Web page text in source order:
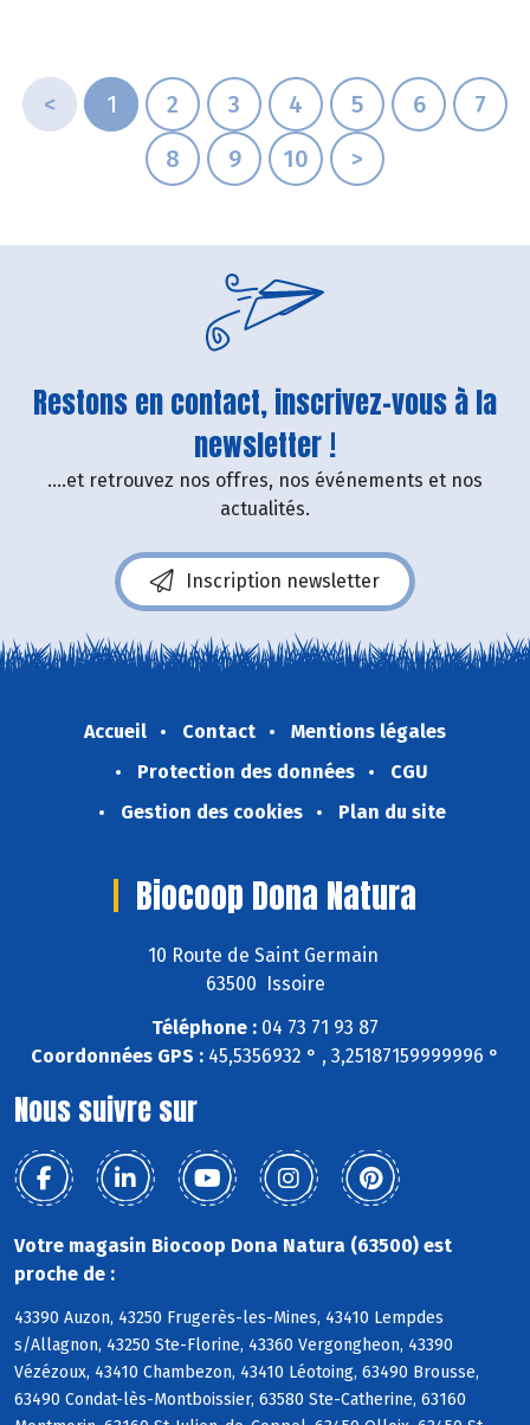
< 1 2 3 4 5 6
7
8
9 10 >
Restons en contact, inscrivez-vous à la
newsletter !
....et retrouvez nos offres, nos événements et nos
actualités.
Inscription newsletter
Accueil Contact
Mentions légales
Protection des données
CGU
Gestion des cookies
Plan du site
Biocoop Dona Natura
10 Route de Saint Germain
63500 Issoire
Téléphone : 04 73 71 93 87
Coordonnées GPS : 45,5356932 ° , 3,25187159999996 °
Nous suivre sur
Votre magasin Biocoop Dona Natura (63500) est
proche de :
43390 Auzon, 43250 Frugerès-les-Mines, 43410 Lempdes
s/Allagnon, 43250 Ste-Florine, 43360 Vergongheon, 43390
Vézézoux, 43410 Chambezon, 43410 Léotoing, 63490 Brousse,
63490 Condat-lès-Montboissier, 63580 Ste-Catherine, 63160